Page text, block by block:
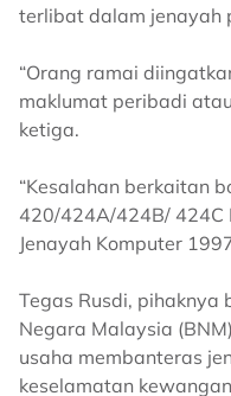
terlibat dalam jenayah
“Orang ramai
maklumat peribadi
ketiga.
“Kesalahan berkaitan
420/424A/424B/ 424C
Jenayah Komputer
Tegas Rusdi, pihaknya
Negara Malaysia
usaha membanteras
keselamatan